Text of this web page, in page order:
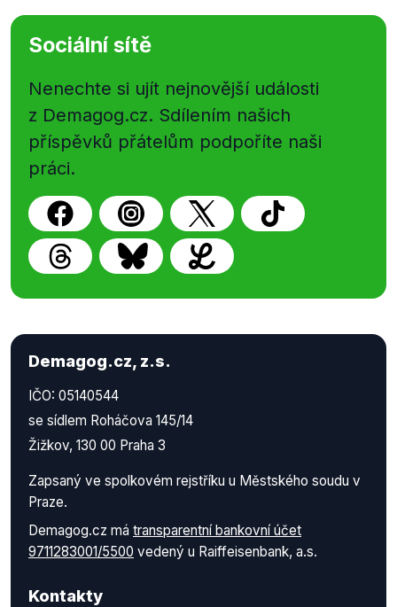
Sociální sítě
Nenechte si ujít nejnovější události
z Demagog.cz. Sdílením našich
příspěvků přátelům podpoříte naši
práci.
Demagog.cz, z.s.
IČO: 05140544
se sídlem Roháčova 145/14
Žižkov, 130 00 Praha 3
Zapsaný ve spolkovém rejstříku u Městského soudu v
Praze.
Demagog.cz má transparentní bankovní účet
9711283001/5500 vedený u Raiffeisenbank, a.s.
Kontakty